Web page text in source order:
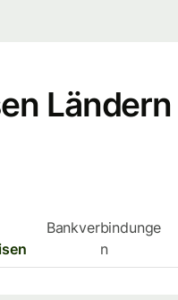
Bankverbindunge
n